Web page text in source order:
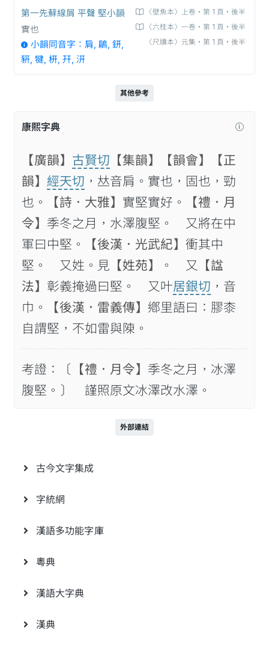
〈壁魚本〉上卷‧第 1 頁‧後半
〈六桂本〉一卷‧第 1 頁‧後半
〈尺牘本〉元集‧第 1 頁‧後半
第一先蘚線屑 平聲 堅小韻
實也
小韻同音字：肩, 鵳, 鈃,
豣, 犍, 枅, 幵, 汧
其他參考
康熙字典
【廣韻】 古賢切 【集韻】 【韻會】
【正
韻】 經天切 ，𠀤音肩。實也，固也，勁
也。
【詩．大雅】 實堅實好。
【禮．月
令】 季冬之月，水澤腹堅。 又將在中
軍曰中堅。
【後漢．光武紀】 衝其中
堅。 又姓。見 【姓苑】 。 又
【諡
法】 彰義掩過曰堅。 又叶居銀切 ，音
巾。
【後漢．雷義傳】 鄕里語曰：膠桼
自謂堅，不如雷與𨻰。
考證：〔 【禮．月令】 季冬之月，冰澤
腹堅。〕 謹照原文冰澤改水澤。
外部連結
古今文字集成
字統網
漢語多功能字庫
粵典
漢語大字典
漢典